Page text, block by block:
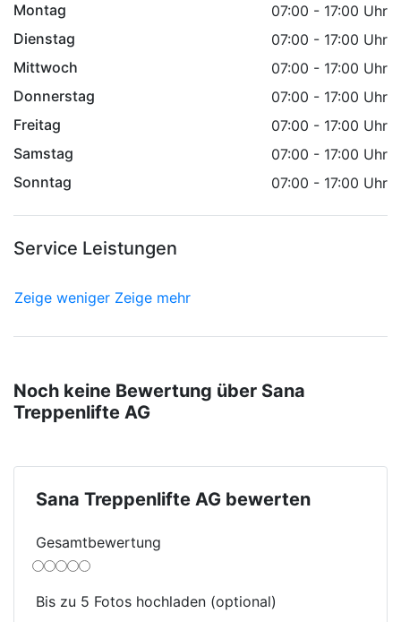
Montag
07:00 - 17:00 Uhr
Dienstag
07:00 - 17:00 Uhr
Mittwoch
07:00 - 17:00 Uhr
Donnerstag
07:00 - 17:00 Uhr
Freitag
07:00 - 17:00 Uhr
Samstag
07:00 - 17:00 Uhr
Sonntag
07:00 - 17:00 Uhr
Service Leistungen
Zeige weniger Zeige mehr
Noch keine Bewertung über Sana
Treppenlifte AG
Sana Treppenlifte AG bewerten
Gesamtbewertung
Bis zu 5 Fotos hochladen (optional)